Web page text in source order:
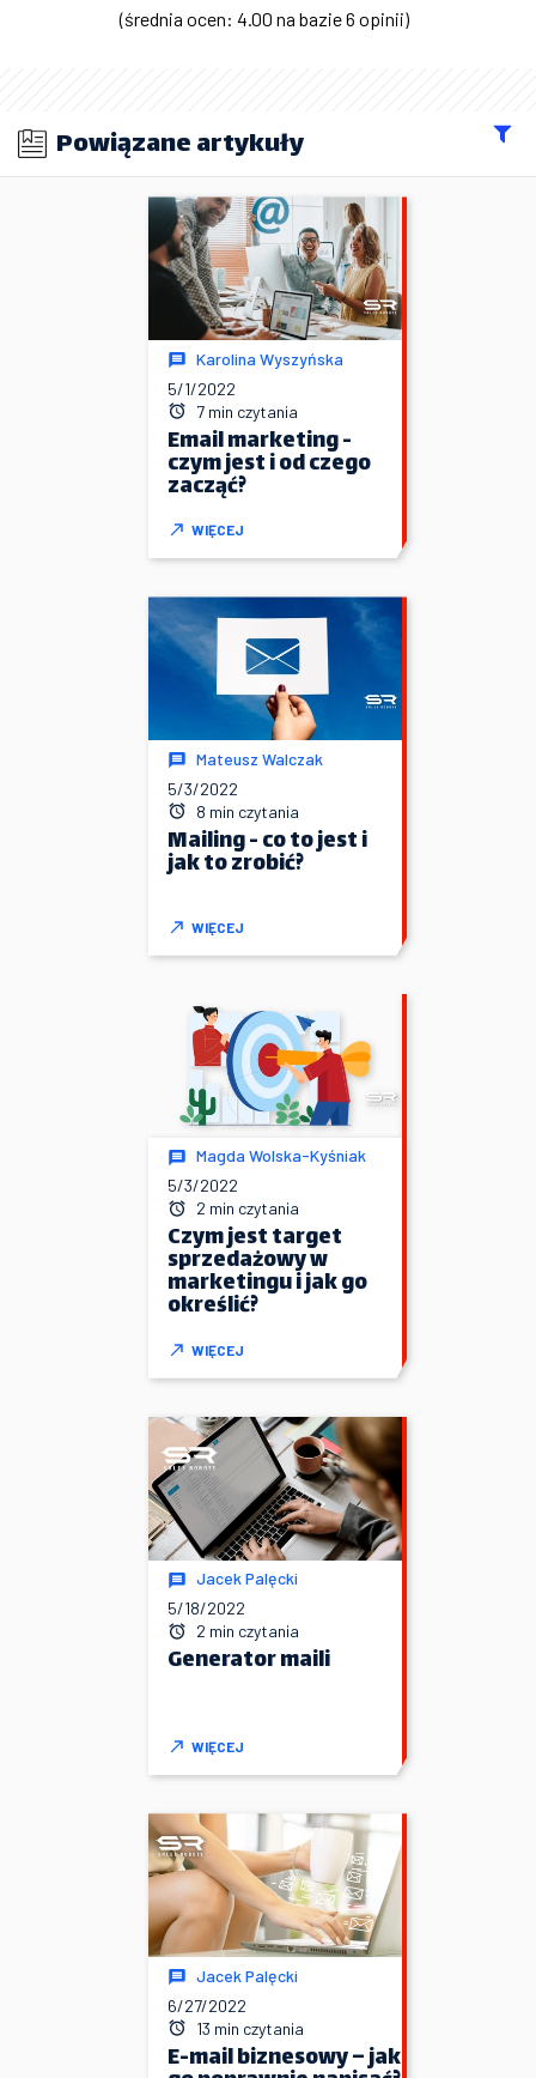
(średnia ocen: 4.00 na bazie 6 opinii)
Powiązane artykuły
Karolina Wyszyńska
5/1/2022
7 min czytania
Email marketing -
czym jest i od czego
zacząć?
WIĘCEJ
Mateusz Walczak
5/3/2022
8 min czytania
Mailing - co to jest i
jak to zrobić?
WIĘCEJ
Magda Wolska-Kyśniak
5/3/2022
2 min czytania
Czym jest target
sprzedażowy w
marketingu i jak go
określić?
WIĘCEJ
Jacek Palęcki
5/18/2022
2 min czytania
Generator maili
WIĘCEJ
Jacek Palęcki
6/27/2022
13 min czytania
E-mail biznesowy – jak